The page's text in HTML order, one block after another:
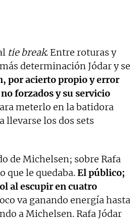
tie break. Entre roturas y
determinación Jódar y se
por acierto propio y error
forzados y su servicio
meterlo en la batidora
llevarse los dos sets
de Michelsen; sobre Rafa
que le quedaba.El público;
al escupir en cuatro
va ganando energía hasta
a Michelsen. Rafa Jódar